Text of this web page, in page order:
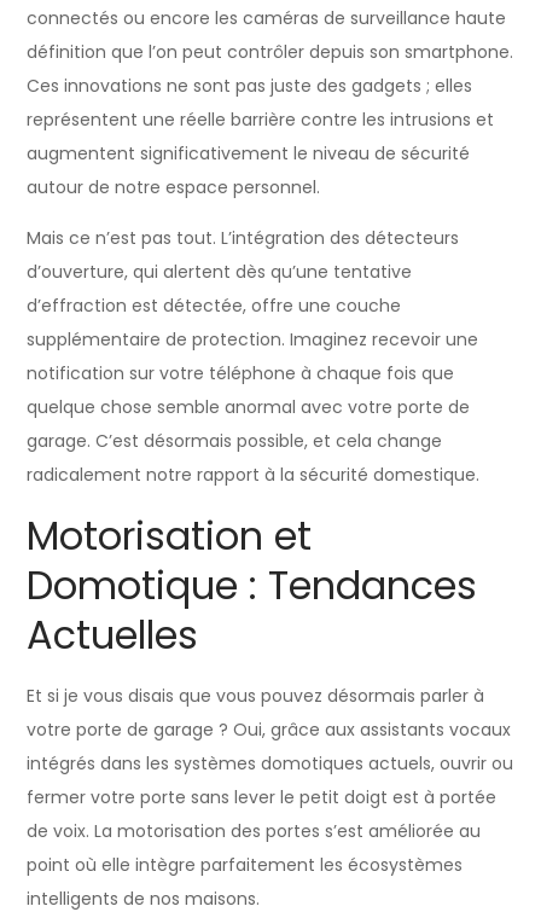
connectés ou encore les caméras de surveillance haute
définition que l’on peut contrôler depuis son smartphone.
Ces innovations ne sont pas juste des gadgets ; elles
représentent une réelle barrière contre les intrusions et
augmentent significativement le niveau de sécurité
autour de notre espace personnel.
Mais ce n’est pas tout. L’intégration des détecteurs
d’ouverture, qui alertent dès qu’une tentative
d’effraction est détectée, offre une couche
supplémentaire de protection. Imaginez recevoir une
notification sur votre téléphone à chaque fois que
quelque chose semble anormal avec votre porte de
garage. C’est désormais possible, et cela change
radicalement notre rapport à la sécurité domestique.
Motorisation et
Domotique : Tendances
Actuelles
Et si je vous disais que vous pouvez désormais parler à
votre porte de garage ? Oui, grâce aux assistants vocaux
intégrés dans les systèmes domotiques actuels, ouvrir ou
fermer votre porte sans lever le petit doigt est à portée
de voix. La motorisation des portes s’est améliorée au
point où elle intègre parfaitement les écosystèmes
intelligents de nos maisons.